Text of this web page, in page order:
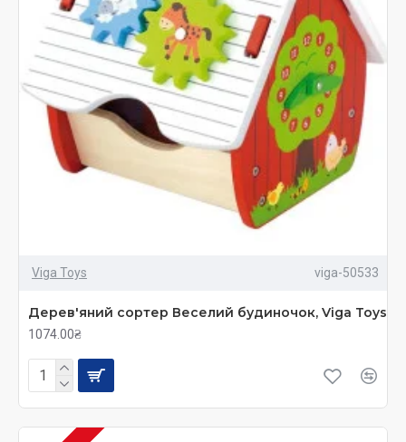
Viga Toys viga-50533
Дерев'яний сортер Веселий будиночок, Viga Toys
1074.00₴